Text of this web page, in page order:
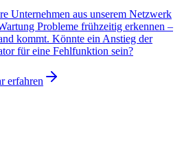
Unternehmen aus unserem Netzwerk
Probleme frühzeitig erkennen –
kommt. Könnte ein Anstieg der
für eine Fehlfunktion sein?
erfahren